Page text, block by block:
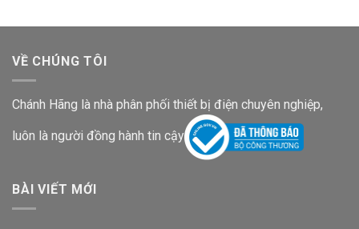
VỀ CHÚNG TÔI
Chánh Hãng là nhà phân phối thiết bị điện chuyên nghiệp,
luôn là người đồng hành tin cậy
BÀI VIẾT MỚI